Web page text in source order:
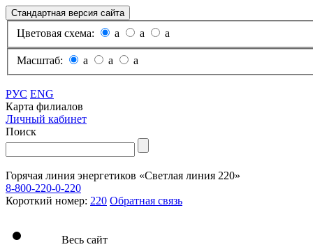
Стандартная версия сайта
Цветовая схема: a a a
Масштаб: a a a
РУС ENG
Карта филиалов
Личный кабинет
Поиск
Горячая линия энергетиков «Светлая линия 220»
8-800-220-0-220
Короткий номер: 220 Обратная связь
Весь сайт